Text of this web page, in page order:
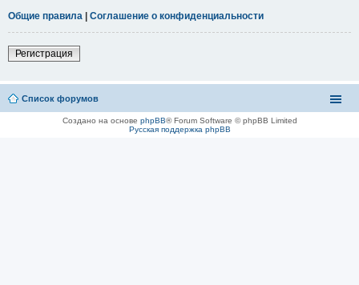
Общие правила | Соглашение о конфиденциальности
Регистрация
Список форумов
Создано на основе phpBB® Forum Software © phpBB Limited
Русская поддержка phpBB